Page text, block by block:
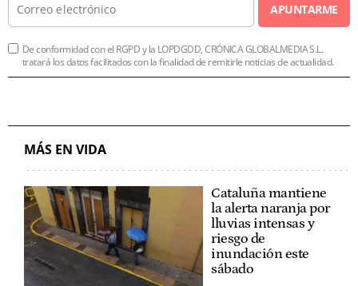
APUNTARME
De conformidad con el RGPD y la LOPDGDD, CRÓNICA GLOBALMEDIA S.L.
tratará los datos facilitados con la finalidad de remitirle noticias de actualidad.
MÁS EN VIDA
Cataluña mantiene
la alerta naranja por
lluvias intensas y
riesgo de
inundación este
sábado